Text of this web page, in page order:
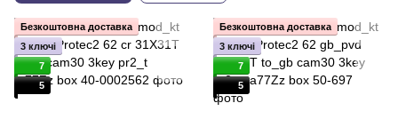
Безкоштовна доставка
3 ключі
7
5
Безкоштовна доставка
3 ключі
7
5